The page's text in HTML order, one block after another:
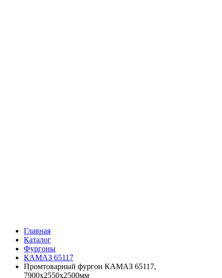
Главная
Каталог
Фургоны
КАМАЗ 65117
Промтоварный фургон КАМАЗ 65117,
7900х2550х2500мм